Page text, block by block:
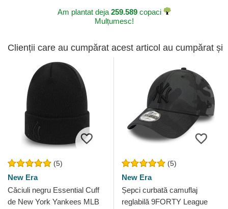
Am plantat deja 259.589copaci
Mulțumesc!
Clienții care au cumpărat acest articol au cumpărat și
(5)
New Era
Căciuli negru Essential Cuff
de New York Yankees MLB
(5)
New Era
Șepci curbată camuflaj
reglabilă 9FORTY League